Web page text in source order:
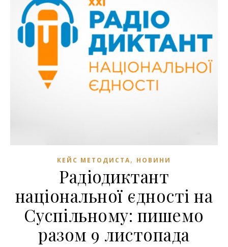
КЕЙС МЕТОДИСТА, НОВИНИ
Радіодиктант
національної єдності на
Суспільному: пишемо
разом 9 листопада